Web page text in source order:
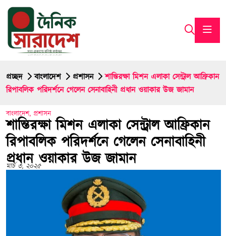
প্রচ্ছদ বাংলাদেশ প্রশাসন
শান্তিরক্ষা মিশন এলাকা সেন্ট্রাল আফ্রিকান
রিপাবলিক পরিদর্শনে গেলেন সেনাবাহিনী প্রধান ওয়াকার উজ জামান
বাংলাদেশ, প্রশাসন
শান্তিরক্ষা মিশন এলাকা সেন্ট্রাল আফ্রিকান
রিপাবলিক পরিদর্শনে গেলেন সেনাবাহিনী
প্রধান ওয়াকার উজ জামান
মার্চ ৩, ২০২৫